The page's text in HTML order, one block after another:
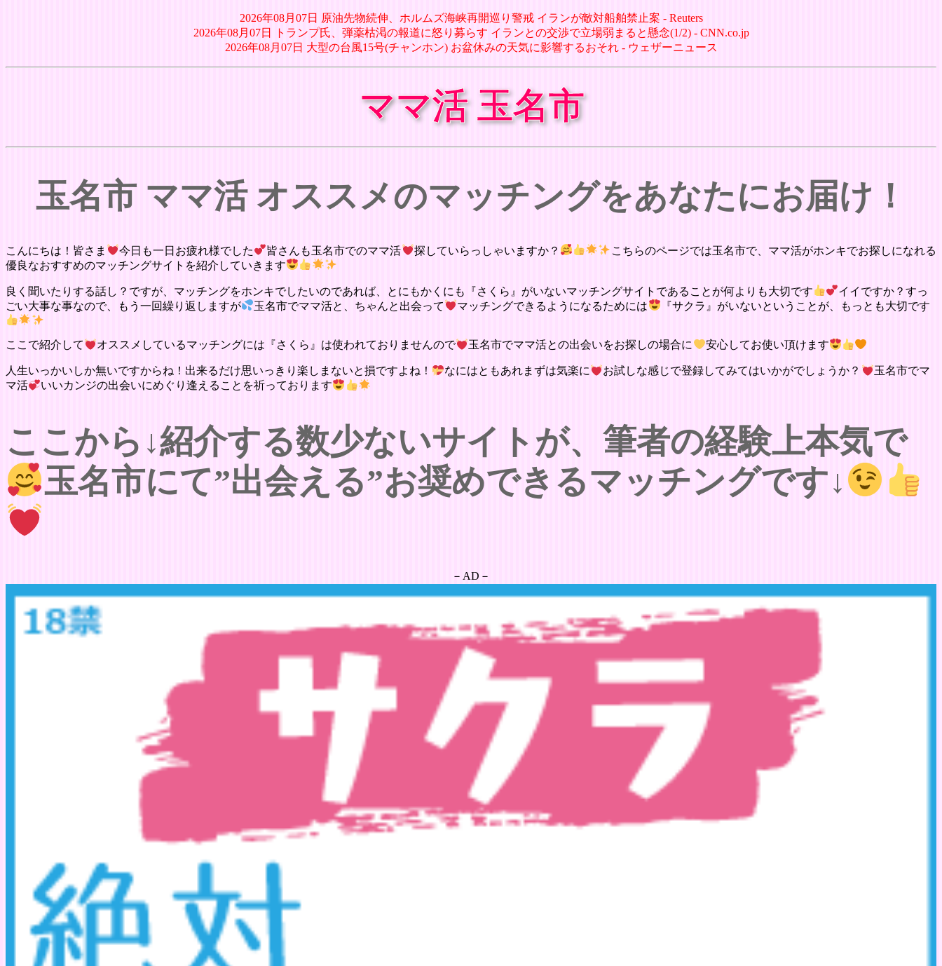
2026年08月07日 原油先物続伸、ホルムズ海峡再開巡り警戒 イランが敵対船舶禁止案 - Reuters
2026年08月07日 トランプ氏、弾薬枯渇の報道に怒り募らす イランとの交渉で立場弱まると懸念(1/2) - CNN.co.jp
2026年08月07日 大型の台風15号(チャンホン) お盆休みの天気に影響するおそれ - ウェザーニュース
ママ活 玉名市
玉名市 ママ活 オススメのマッチングをあなたにお届け！
こんにちは！皆さま 今日も一日お疲れ様でした 皆さんも玉名市でのママ活 探していらっしゃいますか？
こちらのページでは玉名市で、ママ活がホンキでお探しになれる
優良なおすすめのマッチングサイトを紹介していきます
良く聞いたりする話し？ですが、マッチングをホンキでしたいのであれば、とにもかくにも『さくら』がいないマッチングサイトであることが何よりも大切です
イイですか？すっ
ごい大事な事なので、もう一回繰り返しますが
玉名市でママ活と、ちゃんと出会って マッチングできるようになるためには 『サクラ』がいないということが、もっとも大切です
ここで紹介して オススメしているマッチングには『さくら』は使われておりませんので 玉名市でママ活との出会いをお探しの場合に 安心してお使い頂けます
人生いっかいしか無いですからね！出来るだけ思いっきり楽しまないと損ですよね！ なにはともあれまずは気楽に お試しな感じで登録してみてはいかがでしょうか？
玉名市でマ
マ活
いいカンジの出会いにめぐり逢えることを祈っております
ここから↓紹介する数少ないサイトが、筆者の経験上本気で
玉名市にて”出会える”お奨めできるマッチングです↓
－AD－